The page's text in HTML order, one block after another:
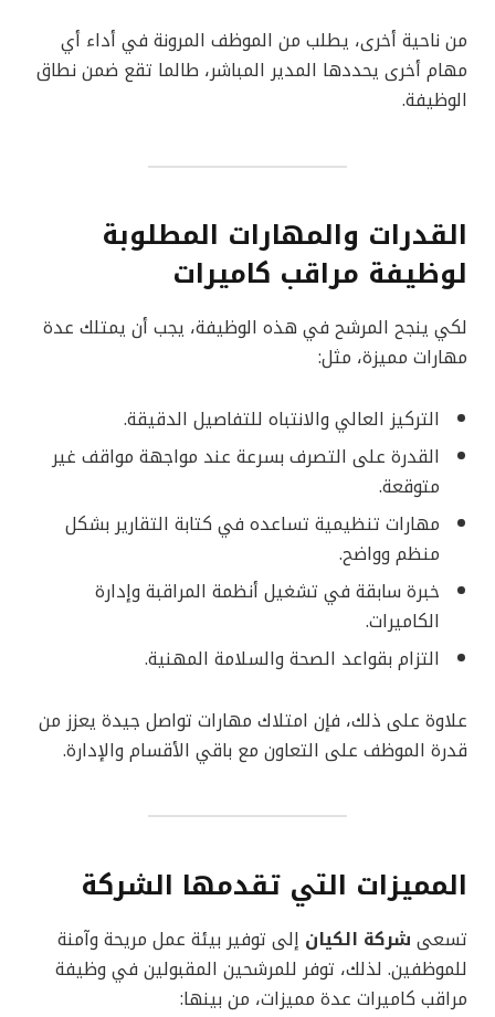
من ناحية أخرى، يطلب من الموظف المرونة في أداء أي
مهام أخرى يحددها المدير المباشر، طالما تقع ضمن نطاق
الوظيفة.
القدرات والمهارات المطلوبة
لوظيفة مراقب كاميرات
لكي ينجح المرشح في هذه الوظيفة، يجب أن يمتلك عدة
مهارات مميزة، مثل:
التركيز العالي والانتباه للتفاصيل الدقيقة.
القدرة على التصرف بسرعة عند مواجهة مواقف غير
متوقعة.
مهارات تنظيمية تساعده في كتابة التقارير بشكل
منظم وواضح.
خبرة سابقة في تشغيل أنظمة المراقبة وإدارة
الكاميرات.
التزام بقواعد الصحة والسلامة المهنية.
علاوة على ذلك، فإن امتلاك مهارات تواصل جيدة يعزز من
قدرة الموظف على التعاون مع باقي الأقسام والإدارة.
المميزات التي تقدمها الشركة
تسعى شركة الكيان إلى توفير بيئة عمل مريحة وآمنة
للموظفين. لذلك، توفر للمرشحين المقبولين في وظيفة
مراقب كاميرات عدة مميزات، من بينها: